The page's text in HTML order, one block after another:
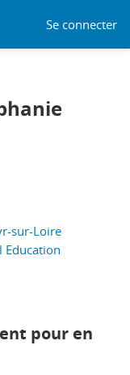
Se connecter
sur-Loire
Education
pour en